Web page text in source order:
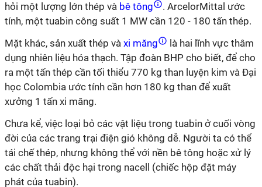
hỏi một lượng lớn thép và bê tông
. ArcelorMittal ước
tính, một tuabin công suất 1 MW cần 120 - 180 tấn thép.
Mặt khác, sản xuất thép và xi măng
là hai lĩnh vực thâm
dụng nhiên liệu hóa thạch. Tập đoàn BHP cho biết, để cho
ra một tấn thép cần tối thiểu 770 kg than luyện kim và Đại
học Colombia ước tính cần hơn 180 kg than để xuất
xưởng 1 tấn xi măng.
Chưa kể, việc loại bỏ các vật liệu trong tuabin ở cuối vòng
đời của các trang trại điện gió không dễ. Người ta có thể
tái chế thép, nhưng không thể với nền bê tông hoặc xử lý
các chất thải độc hại trong nacell (chiếc hộp đặt máy
phát của tuabin).